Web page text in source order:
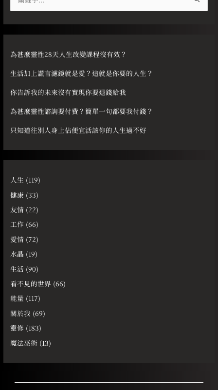
尋
關
字
為甚麼靈性28天人生改變課程沒有效？
生活加上謊言濾鏡就是愛？這就是你要的人生？
你告訴我的未來沒有實現你要退錢給我
為甚麼靈性諮詢要付費？簡單一句都要我付錢？
只知道往別人身上佔便宜活該你的人生過不好
人生 (119)
健康 (33)
友情 (22)
工作 (66)
愛情 (72)
水晶 (19)
生活 (90)
看不見的世界 (66)
能量 (117)
關於我 (69)
靈修 (183)
魔法巫術 (13)